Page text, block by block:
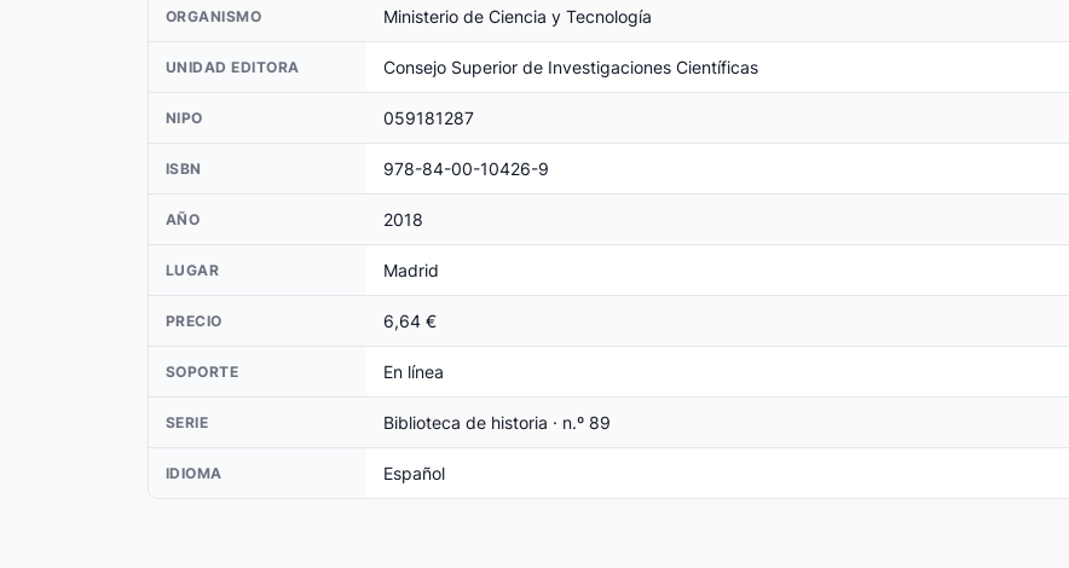
ORGANISMO Ministerio de Ciencia y Tecnología
UNIDAD EDITORA Consejo Superior de Investigaciones Científicas
NIPO 059181287
ISBN 978-84-00-10426-9
AÑO 2018
LUGAR Madrid
PRECIO 6,64 €
SOPORTE En línea
SERIE Biblioteca de historia · n.º 89
IDIOMA Español